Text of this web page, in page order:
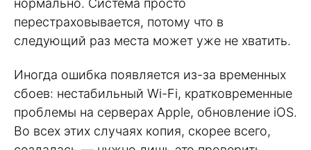
нормально. Система просто
перестраховывается, потому что в
следующий раз места может уже не хватить.
Иногда ошибка появляется из-за временных
сбоев: нестабильный Wi-Fi, кратковременные
проблемы на серверах Apple, обновление iOS.
Во всех этих случаях копия, скорее всего,